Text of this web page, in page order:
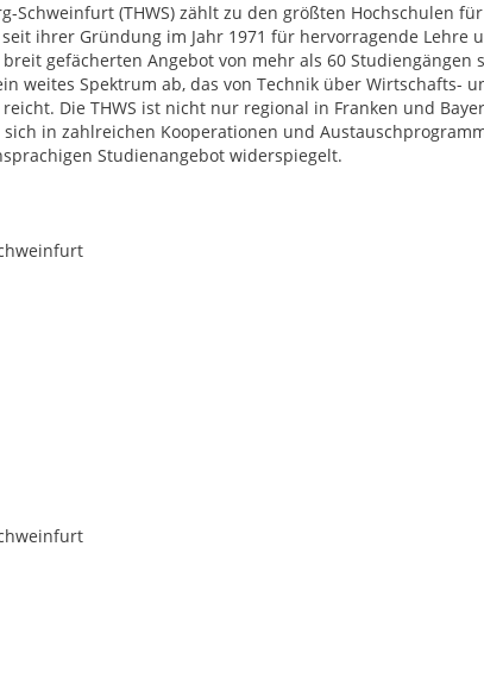
Schweinfurt (THWS) zählt zu den größten Hochschulen
ihrer Gründung im Jahr 1971 für hervorragende Lehre
gefächerten Angebot von mehr als 60 Studiengängen
weites Spektrum ab, das von Technik über Wirtschafts-
Die THWS ist nicht nur regional in Franken und
in zahlreichen Kooperationen und
Studienangebot widerspiegelt.